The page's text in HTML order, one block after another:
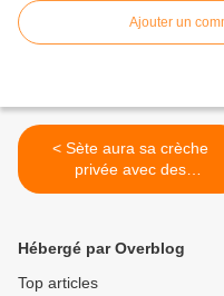
Ajouter un
< Sète aura sa crèche
privée avec des
financements ....
Hébergé par Overblog
Top articles